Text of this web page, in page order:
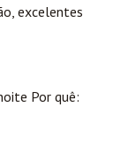
excelentes
Por quê: